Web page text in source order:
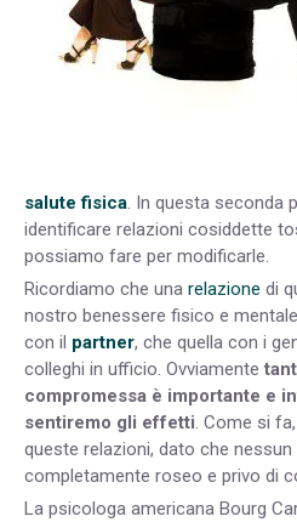
salute fisica. In questa seconda
identificare relazioni cosiddette
possiamo fare per modificarle.
Ricordiamo che una relazione di
nostro benessere fisico e
con il partner, che quella con i
colleghi in ufficio. Ovviamente
compromessa è importante e
sentiremo gli effetti. Come si
queste relazioni, dato che
completamente roseo e privo di
La psicologa americana Bourg